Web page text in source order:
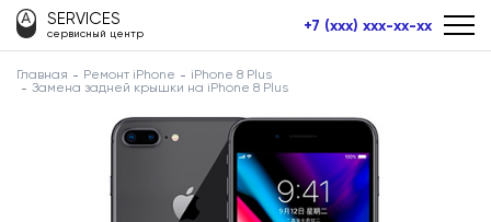
SERVICES
сервисный центр +7 (xxx) xxx-xx-xx
Главная Ремонт iPhone
iPhone 8 Plus
Замена задней крышки на iPhone 8 Plus